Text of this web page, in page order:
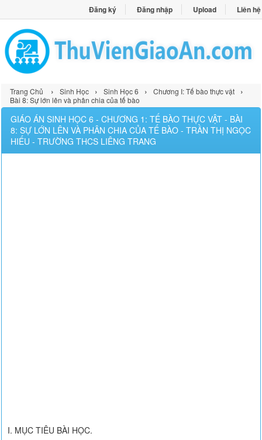
Đăng ký Đăng nhập Upload Liên hệ
Trang Chủ › Sinh Học › Sinh Học 6 › Chương I: Tế bào thực vật ›
Bài 8: Sự lớn lên và phân chia của tế bào
GIÁO ÁN SINH HỌC 6 - CHƯƠNG 1: TẾ BÀO THỰC VẬT - BÀI
8: SỰ LỚN LÊN VÀ PHÂN CHIA CỦA TẾ BÀO - TRẦN THỊ NGỌC
HIẾU - TRƯỜNG THCS LIÊNG TRANG
I. MỤC TIÊU BÀI HỌC.